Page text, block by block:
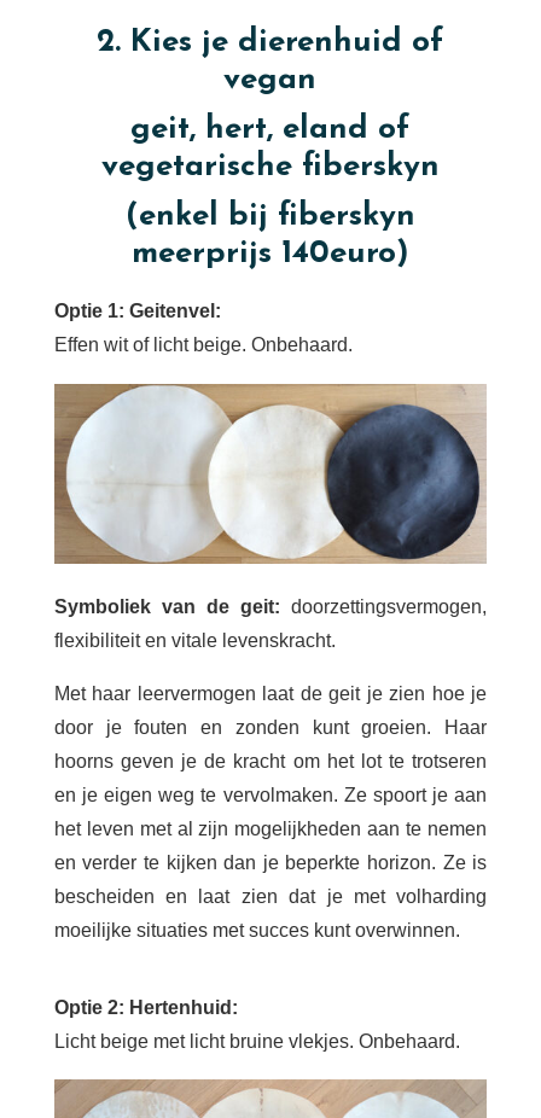
2. Kies je dierenhuid of
vegan
geit, hert, eland of
vegetarische fiberskyn
(enkel bij fiberskyn
meerprijs 140euro)
Optie 1: Geitenvel:
Effen wit of licht beige. Onbehaard.
Symboliek van de geit:doorzettingsvermogen,
flexibiliteit en vitale levenskracht.
Met haar leervermogen laat de geit je zien hoe je
door je fouten en zonden kunt groeien. Haar
hoorns geven je de kracht om het lot te trotseren
en je eigen weg te vervolmaken. Ze spoort je aan
het leven met al zijn mogelijkheden aan te nemen
en verder te kijken dan je beperkte horizon. Ze is
bescheiden en laat zien dat je met volharding
moeilijke situaties met succes kunt overwinnen.
Optie 2: Hertenhuid:
Licht beige met licht bruine vlekjes. Onbehaard.